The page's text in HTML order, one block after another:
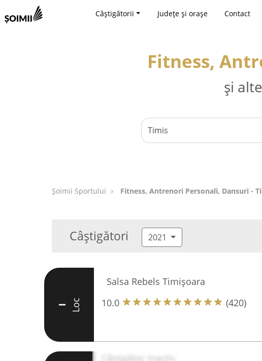
Câștigătorii Județe și orașe Contact
Fitness,
și
Șoimii Sportului Fitness, Antrenori Personali, Dansuri -
Câștigători 2021
I Loc
Salsa Rebels Timișoara
10.0
(420)
Câștigător inactiv